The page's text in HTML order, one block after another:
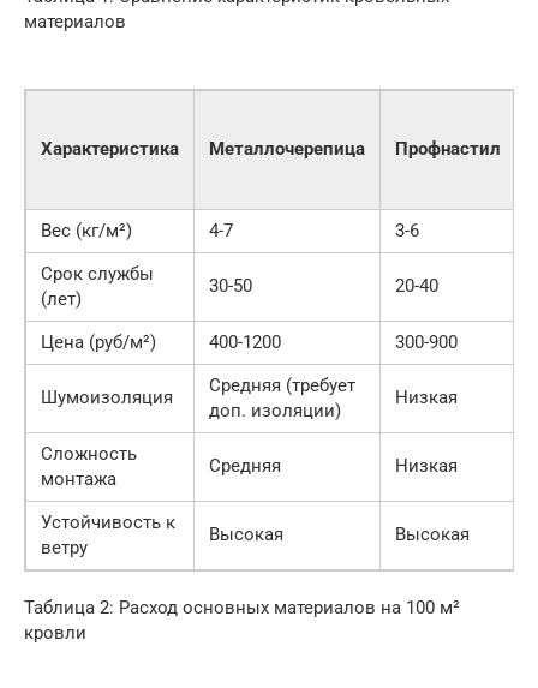
материалов
Характеристика Металлочерепица Профнастил
Вес (кг/м²)
4-7 3-6
Срок службы
(лет)
30-50 20-40
Цена (руб/м²) 400-1200 300-900
Шумоизоляция
Средняя (требует
доп. изоляции)
Низкая
Сложность
монтажа
Средняя Низкая
Устойчивость к
ветру
Высокая Высокая
Таблица 2: Расход основных материалов на 100 м²
кровли